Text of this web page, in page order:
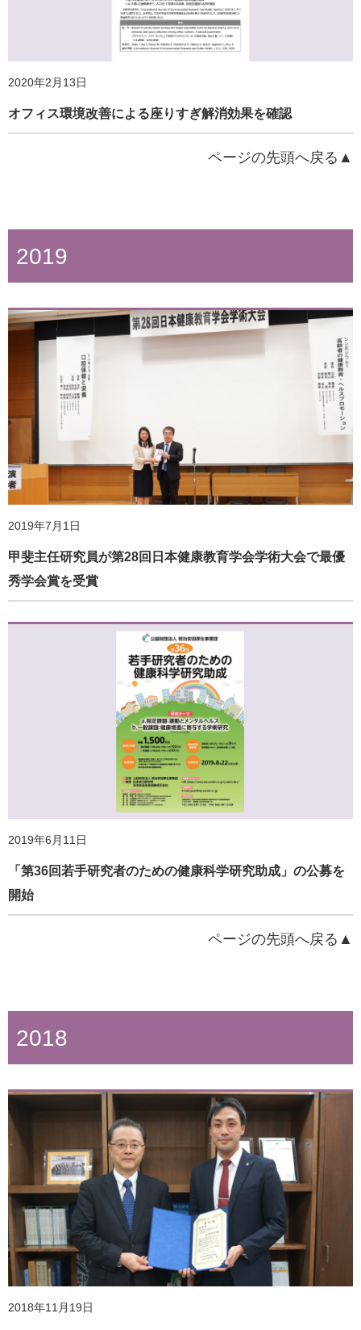
2020年2月13日
オフィス環境改善による座りすぎ解消効果を確認
ページの先頭へ戻る▲
2019
2019年7月1日
甲斐主任研究員が第28回日本健康教育学会学術大会で最優
秀学会賞を受賞
2019年6月11日
「第36回若手研究者のための健康科学研究助成」の公募を
開始
ページの先頭へ戻る▲
2018
2018年11月19日